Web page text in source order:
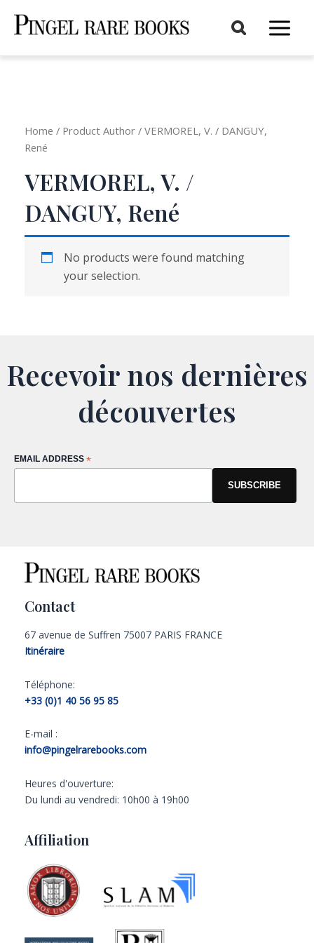
Main
Home / Product Author / VERMOREL, V. / DANGUY,
René
VERMOREL, V. /
DANGUY, René
No products were found matching
your selection.
Recevoir nos dernières
découvertes
EMAIL ADDRESS *
Contact
67 avenue de Suffren 75007 PARIS FRANCE
Itinéraire
Téléphone:
+33 (0)1 40 56 95 85
E-mail :
info@pingelrarebooks.com
Heures d'ouverture:
Du lundi au vendredi: 10h00 à 19h00
Affiliation